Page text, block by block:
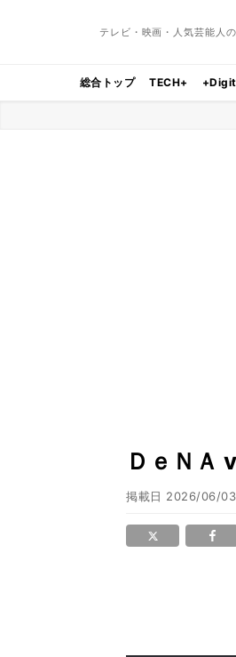
テレビ・映画・人気芸能人
総合トップ TECH+
ＤｅＮＡ
掲載日 2026/06/